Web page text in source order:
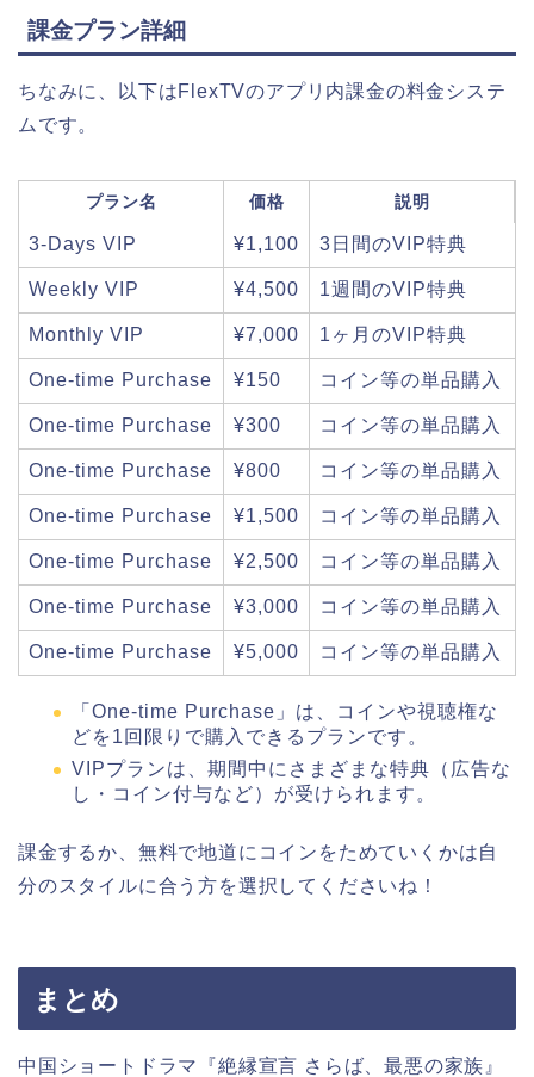
課金プラン詳細
ちなみに、以下はFlexTVのアプリ内課金の料金システ
ムです。
プラン名 価格 説明
3-Days VIP ¥1,100 3日間のVIP特典
Weekly VIP ¥4,500 1週間のVIP特典
Monthly VIP ¥7,000 1ヶ月のVIP特典
One-time Purchase ¥150 コイン等の単品購入
One-time Purchase ¥300 コイン等の単品購入
One-time Purchase ¥800 コイン等の単品購入
One-time Purchase ¥1,500 コイン等の単品購入
One-time Purchase ¥2,500 コイン等の単品購入
One-time Purchase ¥3,000 コイン等の単品購入
One-time Purchase ¥5,000 コイン等の単品購入
「One-time Purchase」は、コインや視聴権な
どを1回限りで購入できるプランです。
VIPプランは、期間中にさまざまな特典（広告な
し・コイン付与など）が受けられます。
課金するか、無料で地道にコインをためていくかは自
分のスタイルに合う方を選択してくださいね！
まとめ
中国ショートドラマ『絶縁宣言 さらば、最悪の家族』